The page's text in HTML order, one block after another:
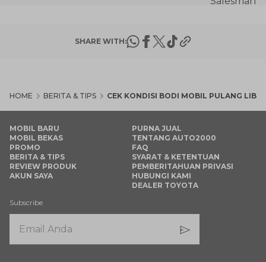
SHARE WITH:
HOME BERITA & TIPS CEK KONDISI BODI MOBIL PULANG
MOBIL BARU
MOBIL BEKAS
PROMO
BERITA & TIPS
REVIEW PRODUK
AKUN SAYA
PURNA JUAL
TENTANG AUTO2000
FAQ
SYARAT & KETENTUAN
PEMBERITAHUAN PRIVASI
HUBUNGI KAMI
DEALER TOYOTA
Subscribe